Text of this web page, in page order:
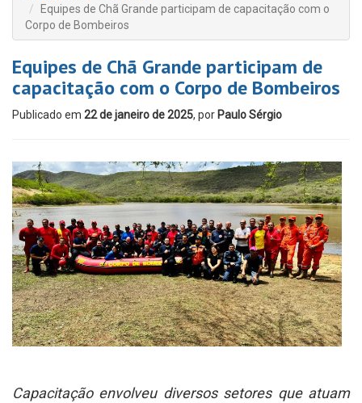
Equipes de Chã Grande participam de capacitação com o
Corpo de Bombeiros
Equipes de Chã Grande participam de
capacitação com o Corpo de Bombeiros
Publicado em 22 de janeiro de 2025, por Paulo Sérgio
Capacitação envolveu diversos setores que atuam